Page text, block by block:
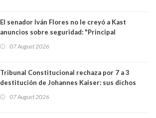
El senador Iván Flores no le creyó a Kast
anuncios sobre seguridad: "Principal
perseguir ruta del dinero y levantar secreto
07 August 2026
Tribunal Constitucional rechaza por 7 a 3
destitución de Johannes Kaiser: sus dichos
justicia constitucional porque no es diputado
07 August 2026